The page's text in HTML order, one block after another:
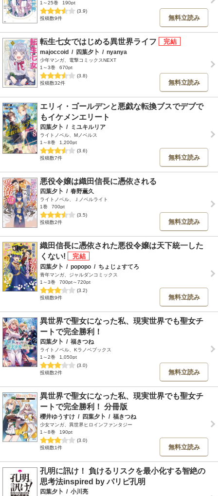
1～25巻
190pt
(3.9)
投稿数9件
無料立読み
転生七女ではじめる異世界ライフ
majoccoid / 四葉夕卜 / nyanya
少年マンガ、電撃コミックスNEXT
1～3巻
670pt
(3.8)
投稿数32件
無料立読み
エリィ・ゴールデンと悪戯な転換ブスでデブで
もイケメンエリート
四葉夕卜 / ミユキルリア
ライトノベル、Mノベルス
1～8巻
1,200pt
(3.6)
投稿数7件
無料立読み
悪役令嬢は織田信長に憑依される
四葉夕卜 / 春野薫久
ライトノベル、Ｊノベルライト
1巻
700pt
(3.5)
投稿数2件
無料立読み
織田信長に憑依された悪役令嬢は天下統一した
くない!
四葉夕卜 / popopo / ちょじょすてろ
青年マンガ、ジャルダンコミックス
1～3巻
700pt～720pt
(3.2)
投稿数9件
無料立読み
異世界で聖女になった私、現実世界でも聖女チ
ートで完全勝利！
四葉夕卜 / 福きつね
ライトノベル、Kラノベブックス
1～2巻
1,050pt
(3.0)
投稿数2件
無料立読み
異世界で聖女になった私、現実世界でも聖女チ
ートで完全勝利！ 分冊版
櫻井ゆうすけ / 四葉夕卜 / 福きつね
少女マンガ、異世界ヒロインファンタジー
1～8巻
190pt
(3.0)
投稿数1件
無料立読み
孔明に訊け！ 負けるリスクを最小化する智絶の
思考法inspired by パリピ孔明
四葉夕卜 / 小川亮